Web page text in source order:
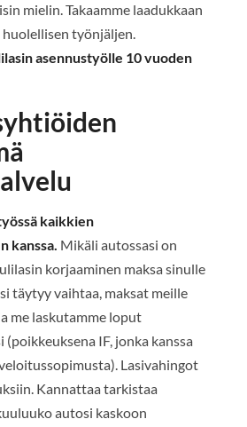
mielin. Takaamme laadukkaan
huolellisen työnjäljen.
asennustyölle 10 vuoden
kaikkien
kanssa. Mikäli autossasi on
korjaaminen maksa sinulle
täytyy vaihtaa, maksat meille
me laskutamme loput
IF, jonka kanssa
Lasivahingot
Kannattaa tarkistaa
autosi kaskoon